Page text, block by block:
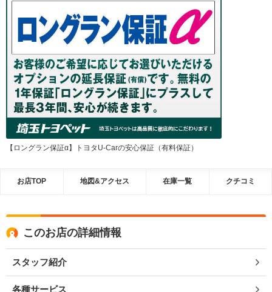
【ロングラン保証α】トヨタU-Carの安心保証（有料保証）
お店TOP 地図&アクセス 在庫一覧 クチコミ
このお店の詳細情報
スタッフ紹介
各種サービス